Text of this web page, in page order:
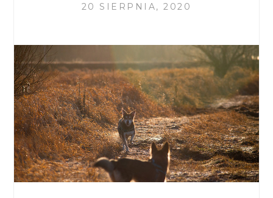
20 SIERPNIA, 2020